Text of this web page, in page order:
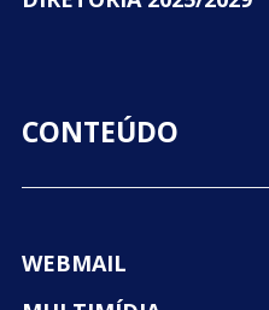
CONTEÚDO
WEBMAIL